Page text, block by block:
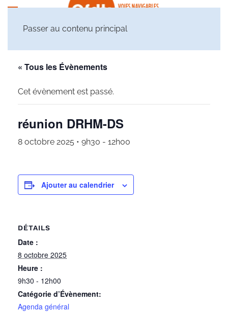
Passer au contenu principal
« Tous les Évènements
Cet évènement est passé.
réunion DRHM-DS
8 octobre 2025 • 9h30 - 12h00
Ajouter au calendrier
DÉTAILS
Date :
8 octobre 2025
Heure :
9h30 - 12h00
Catégorie d’Évènement:
Agenda général